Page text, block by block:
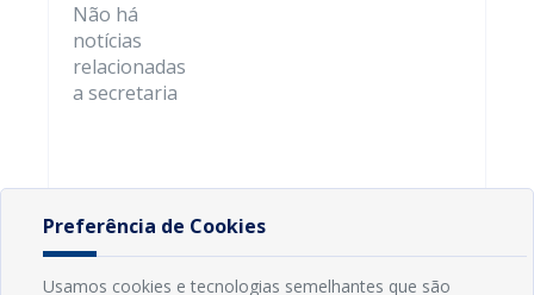
Não há
notícias
relacionadas
a secretaria
Preferência de Cookies
Usamos cookies e tecnologias semelhantes que são